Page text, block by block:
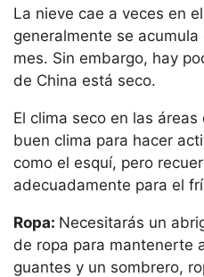
La nieve cae a veces en
generalmente se
mes. Sin embargo, hay
de China está seco.
El clima seco en las
buen clima para hacer
como el esquí, pero
adecuadamente para el
Ropa: Necesitarás un
de ropa para mantenerte
guantes y un sombrero,